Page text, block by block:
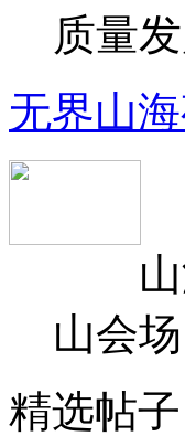
质量
无界山
山海
山会
精选帖子